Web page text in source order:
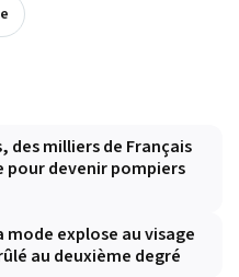
des milliers de Français
devenir pompiers
mode explose au visage
au deuxième degré